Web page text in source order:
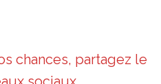
chances, partagez le